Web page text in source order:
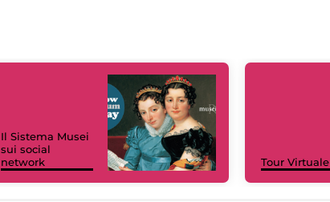
Il Sistema Musei
sui social
network
Tour Virtuale